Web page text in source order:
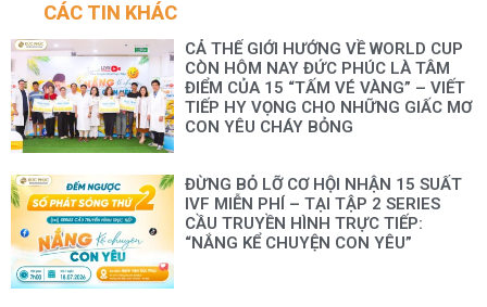
CÁC TIN KHÁC
CẢ THẾ GIỚI HƯỚNG VỀ WORLD CUP
CÒN HÔM NAY ĐỨC PHÚC LÀ TÂM
ĐIỂM CỦA 15 “TẤM VÉ VÀNG” – VIẾT
TIẾP HY VỌNG CHO NHỮNG GIẤC MƠ
CON YÊU CHÁY BỎNG
ĐỪNG BỎ LỠ CƠ HỘI NHẬN 15 SUẤT
IVF MIỄN PHÍ – TẠI TẬP 2 SERIES
CẦU TRUYỀN HÌNH TRỰC TIẾP:
“NẮNG KỂ CHUYỆN CON YÊU”